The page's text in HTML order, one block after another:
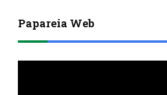
Papareia Web